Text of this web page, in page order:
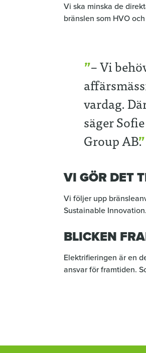
Vi ska minska de
bränslen som HVO
– Vi
vardag.
säger
Group AB.
VI GÖR DET
Vi följer upp
Sustainable
BLICKEN
Elektrifieringen är en
ansvar för framtiden.